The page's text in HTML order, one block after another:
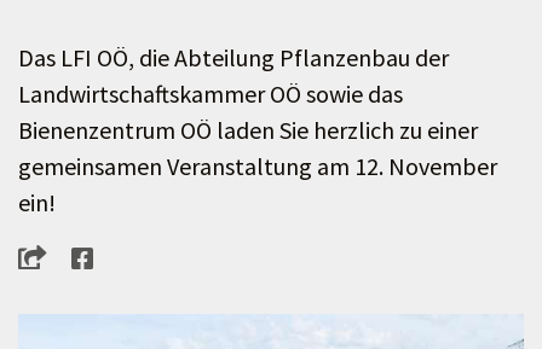
Das LFI OÖ, die Abteilung Pflanzenbau der
Landwirtschaftskammer OÖ sowie das
Bienenzentrum OÖ laden Sie herzlich zu einer
gemeinsamen Veranstaltung am 12. November
ein!